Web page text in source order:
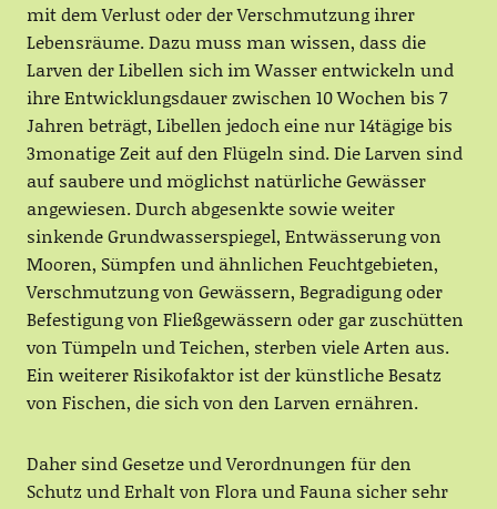
mit dem Verlust oder der Verschmutzung ihrer
Lebensräume. Dazu muss man wissen, dass die
Larven der Libellen sich im Wasser entwickeln und
ihre Entwicklungsdauer zwischen 10 Wochen bis 7
Jahren beträgt, Libellen jedoch eine nur 14tägige bis
3monatige Zeit auf den Flügeln sind. Die Larven sind
auf saubere und möglichst natürliche Gewässer
angewiesen. Durch abgesenkte sowie weiter
sinkende Grundwasserspiegel, Entwässerung von
Mooren, Sümpfen und ähnlichen Feuchtgebieten,
Verschmutzung von Gewässern, Begradigung oder
Befestigung von Fließgewässern oder gar zuschütten
von Tümpeln und Teichen, sterben viele Arten aus.
Ein weiterer Risikofaktor ist der künstliche Besatz
von Fischen, die sich von den Larven ernähren.
Daher sind Gesetze und Verordnungen für den
Schutz und Erhalt von Flora und Fauna sicher sehr